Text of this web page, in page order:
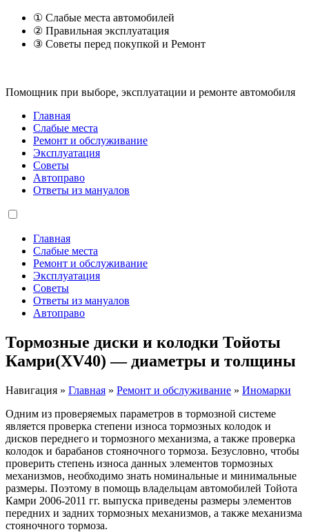
① Слабые места автомобилей
② Правильная эксплуатация
③ Советы перед покупкой и Ремонт
Помощник при выборе, эксплуатации и ремонте автомобиля
Главная
Слабые места
Ремонт и обслуживание
Эксплуатация
Советы
Автоправо
Ответы из мануалов
Главная
Слабые места
Ремонт и обслуживание
Эксплуатация
Советы
Ответы из мануалов
Автоправо
Тормозные диски и колодки Тойоты
Камри(XV40) — диаметры и толщины
Навигация » Главная » Ремонт и обслуживание » Иномарки
Одним из проверяемых параметров в тормозной системе
является проверка степени износа тормозных колодок и
дисков переднего и тормозного механизма, а также проверка
колодок и барабанов стояночного тормоза. Безусловно, чтобы
проверить степень износа данных элементов тормозных
механизмов, необходимо знать номинальные и минимальные
размеры. Поэтому в помощь владельцам автомобилей Тойота
Камри 2006-2011 гг. выпуска приведены размеры элементов
передних и задних тормозных механизмов, а также механизма
стояночного тормоза.